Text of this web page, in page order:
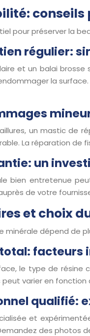
pour préserver la
régulier:
et un balai
la
un mastic de
La réparation
un
bien entretenue
de votre
et choix
minérale dépend de
facteurs
le type de résine
varier en fonction
qualifié:
et
des photos